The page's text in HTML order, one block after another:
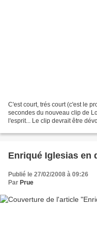
C'est court, trés court (c'est le
secondes du nouveau clip de
l'esprit... Le clip devrait être
Enriqué Iglesias en
Publié le 27/02/2008 à 09:26
Par Prue